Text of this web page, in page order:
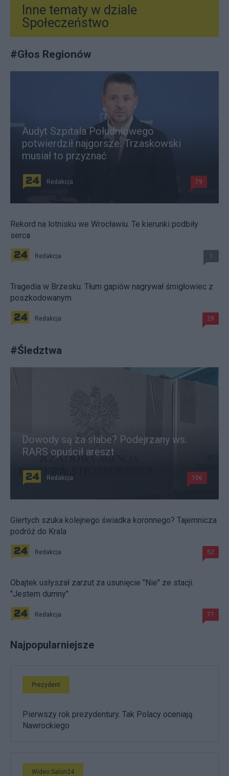
Inne tematy w dziale
Społeczeństwo
#Głos Regionów
Audyt Szpitala Południowego
potwierdził najgorsze. Trzaskowski
musiał to przyznać
Redakcja 79
Rekord na lotnisku we Wrocławiu. Te kierunki podbiły
serca
Redakcja 1
Tragedia w Brzesku. Tłum gapiów nagrywał śmigłowiec z
poszkodowanym
Redakcja 29
#Śledztwa
Dowody są za słabe? Podejrzany ws.
RARS opuścił areszt
Redakcja 106
Giertych szuka kolejnego świadka koronnego? Tajemnicza
podróż do Krala
Redakcja 52
Obajtek usłyszał zarzut za usunięcie "Nie" ze stacji.
"Jestem dumny"
Redakcja 77
Najpopularniejsze
Prezydent
Pierwszy rok prezydentury. Tak Polacy oceniają
Nawrockiego
Wideo Salon24